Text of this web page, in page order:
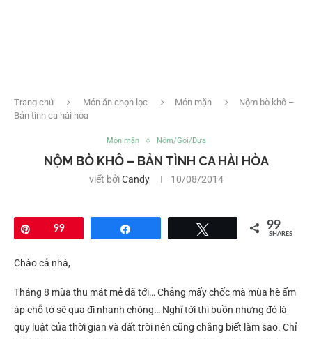
Trang chủ Món ăn chọn lọc Món mặn
Nộm bò khô –
Bản tình ca hài hòa
Món mặn Nộm/Gỏi/Dưa
NỘM BÒ KHÔ – BẢN TÌNH CA HÀI HÒA
viết bởiCandy 10/08/2014
99 99
SHARES
Chào cả nhà,
Tháng 8 mùa thu mát mẻ đã tới… Chẳng mấy chốc mà mùa hè ấm
áp chỗ tớ sẽ qua đi nhanh chóng… Nghĩ tới thì buồn nhưng đó là
quy luật của thời gian và đất trời nên cũng chẳng biết làm sao. Chỉ